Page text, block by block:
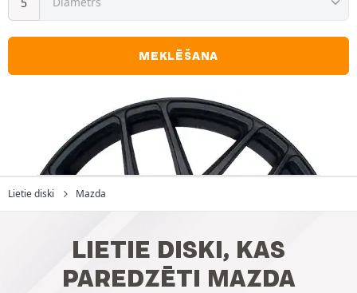
MEKLĒŠANA
Lietie diski Mazda
LIETIE DISKI, KAS
PAREDZĒTI MAZDA